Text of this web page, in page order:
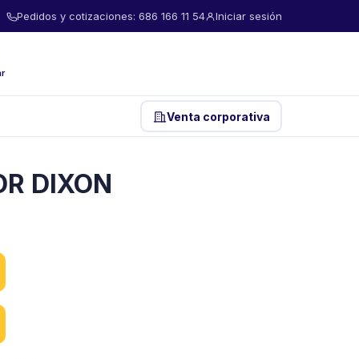
Pedidos y cotizaciones: 686 166 11 54 Iniciar sesión
Venta corporativa
DIXON